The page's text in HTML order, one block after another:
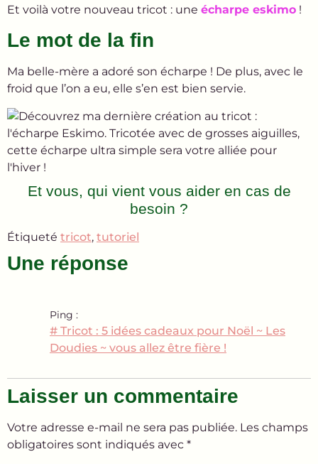
Et voilà votre nouveau tricot : une écharpe eskimo !
Le mot de la fin
Ma belle-mère a adoré son écharpe ! De plus, avec le
froid que l’on a eu, elle s’en est bien servie.
Et vous, qui vient vous aider en cas de
besoin ?
Étiqueté tricot, tutoriel
Une réponse
Ping :
# Tricot : 5 idées cadeaux pour Noël ~ Les
Doudies ~ vous allez être fière !
Laisser un commentaire
Votre adresse e-mail ne sera pas publiée. Les champs
obligatoires sont indiqués avec *